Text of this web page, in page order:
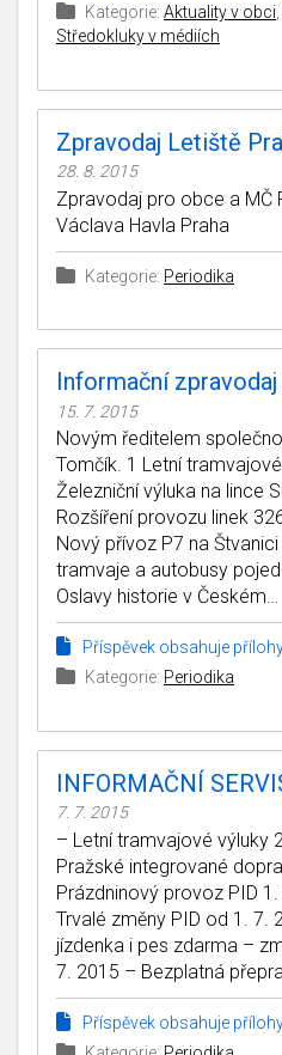
Kategorie: Aktuality v obci,
Středokluky v médiích
Zpravodaj Letiště
28. 8. 2015
Zpravodaj pro obce a MČ
Václava Havla Praha
Kategorie: Periodika
Informační
15. 7. 2015
Novým ředitelem
Tomčík. 1 Letní
Železniční výluka na lince
Rozšíření provozu linek
Nový přívoz P7 na
tramvaje a autobusy
Oslavy historie v Českém…
Příspěvek obsahuje
Kategorie: Periodika
INFORMAČNÍ
7. 7. 2015
– Letní tramvajové výluky
Pražské integrované
Prázdninový provoz PID
Trvalé změny PID od 1. 7.
jízdenka i pes zdarma –
7. 2015 – Bezplatná
Příspěvek obsahuje